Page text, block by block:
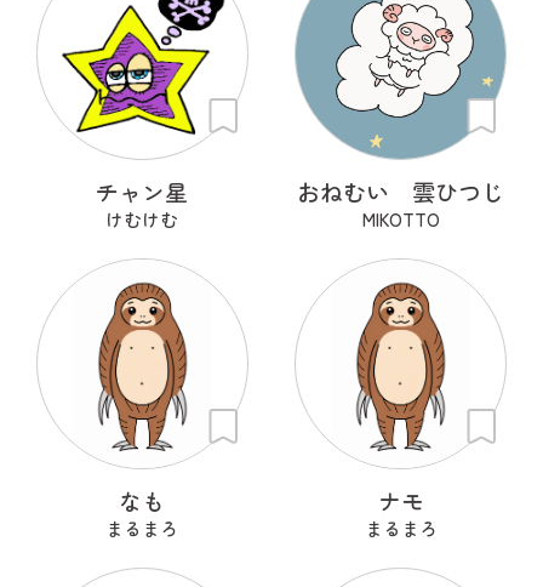
チャン星
けむけむ
おねむい 雲ひつじ
MIKOTTO
なも
まるまろ
ナモ
まるまろ